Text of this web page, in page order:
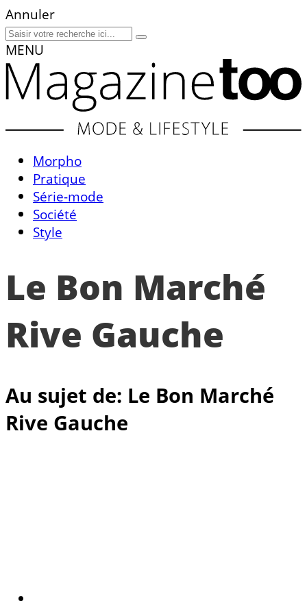
Annuler
MENU
Morpho
Pratique
Série-mode
Société
Style
Le Bon Marché
Rive Gauche
Au sujet de: Le Bon Marché
Rive Gauche